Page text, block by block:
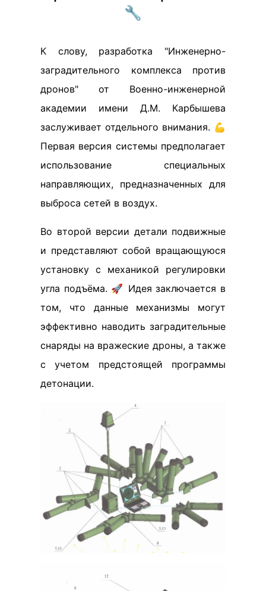
🔧
К слову, разработка "Инженерно-
заградительного комплекса против
дронов" от Военно-инженерной
академии имени Д.М. Карбышева
заслуживает отдельного внимания. 💪
Первая версия системы предполагает
использование специальных
направляющих, предназначенных для
выброса сетей в воздух.
Во второй версии детали подвижные
и представляют собой вращающуюся
установку с механикой регулировки
угла подъёма. 🚀 Идея заключается в
том, что данные механизмы могут
эффективно наводить заградительные
снаряды на вражеские дроны, а также
с учетом предстоящей программы
детонации.